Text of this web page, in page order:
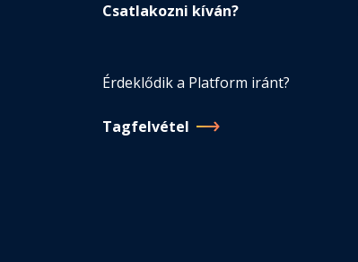
Csatlakozni kíván?
Érdeklődik a Platform iránt?
Tagfelvétel